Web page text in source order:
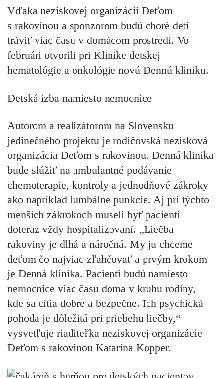
Vďaka neziskovej organizácii Deťom
s rakovinou a sponzorom budú choré deti
tráviť viac času v domácom prostredí. Vo
februári otvorili pri Klinike detskej
hematológie a onkológie novú Dennú kliniku.
Detská izba namiesto nemocnice
Autorom a realizátorom na Slovensku
jedinečného projektu je rodičovská nezisková
organizácia Deťom s rakovinou. Denná klinika
bude slúžiť na ambulantné podávanie
chemoterapie, kontroly a jednodňové zákroky
ako napríklad lumbálne punkcie. Aj pri týchto
menších zákrokoch museli byť pacienti
doteraz vždy hospitalizovaní. „Liečba
rakoviny je dlhá a náročná. My ju chceme
deťom čo najviac zľahčovať a prvým krokom
je Denná klinika. Pacienti budú namiesto
nemocnice viac času doma v kruhu rodiny,
kde sa cítia dobre a bezpečne. Ich psychická
pohoda je dôležitá pri priebehu liečby,“
vysvetľuje riaditeľka neziskovej organizácie
Deťom s rakovinou Katarína Kopper.